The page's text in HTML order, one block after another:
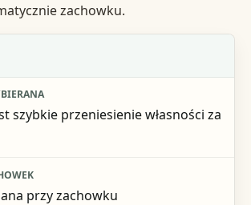
zachowku.
szybkie przeniesienie własności za
przy zachowku